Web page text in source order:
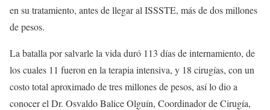
en su tratamiento, antes de llegar al ISSSTE, más de dos millones
de pesos.
La batalla por salvarle la vida duró 113 días de internamiento, de
los cuales 11 fueron en la terapia intensiva, y 18 cirugías, con un
costo total aproximado de tres millones de pesos, así lo dio a
conocer el Dr. Osvaldo Balice Olguín, Coordinador de Cirugía,